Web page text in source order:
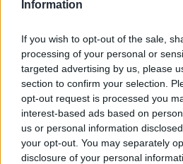
Information
If you wish to opt-out of the sale,
processing of your personal or
targeted advertising by us, please
section to confirm your selection.
opt-out request is processed you
interest-based ads based on
us or personal information
your opt-out. You may separately
disclosure of your personal
direction de Civrieux-d'Azergues et
direction Marcilly-d'Azergues,
la Mairie pour trouver le robinet
Repères visuels